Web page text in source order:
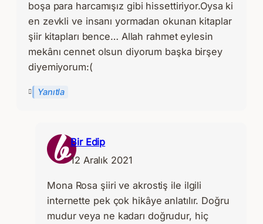
boşa para harcamışız gibi hissettiriyor.Oysa ki
en zevkli ve insanı yormadan okunan kitaplar
şiir kitapları bence… Allah rahmet eylesin
mekânı cennet olsun diyorum başka birşey
diyemiyorum:(
Yanıtla
Bir Edip
12 Aralık 2021
Mona Rosa şiiri ve akrostiş ile ilgili
internette pek çok hikâye anlatılır. Doğru
mudur veya ne kadarı doğrudur, hiç